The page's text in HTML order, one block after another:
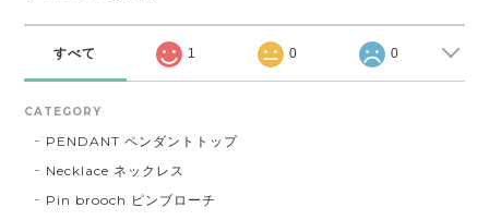
すべて 1 0 0
CATEGORY
PENDANT ペンダントトップ
Necklace ネックレス
Pin brooch ピンブローチ